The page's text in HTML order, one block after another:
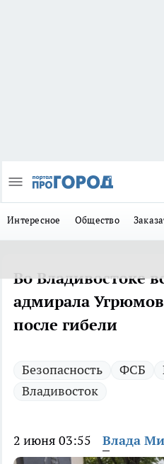
Интересное Общество
Во Владивостоке
адмирала
после гибели
Безопасность ФСБ
Владивосток
2 июня 03:55 Влада